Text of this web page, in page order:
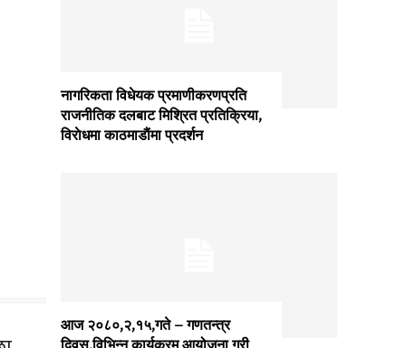
नागरिकता विधेयक प्रमाणीकरणप्रति
राजनीतिक दलबाट मिश्रित प्रतिक्रिया,
विराेधमा काठमाडाैंमा प्रदर्शन
आज २०८०,२,१५,गते – गणतन्त्र